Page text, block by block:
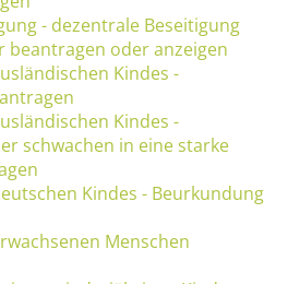
- dezentrale Beseitigung
beantragen oder anzeigen
Kindes -
Kindes -
schwachen in eine starke
Kindes - Beurkundung
Menschen